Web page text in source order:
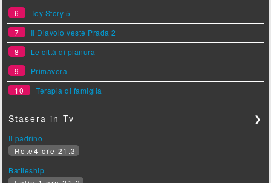
6
Toy Story 5
7
Il Diavolo veste Prada 2
8
Le città di pianura
9
Primavera
10
Terapia di famiglia
Stasera in Tv ❯
Il padrino
Rete4 ore 21.3
Battleship